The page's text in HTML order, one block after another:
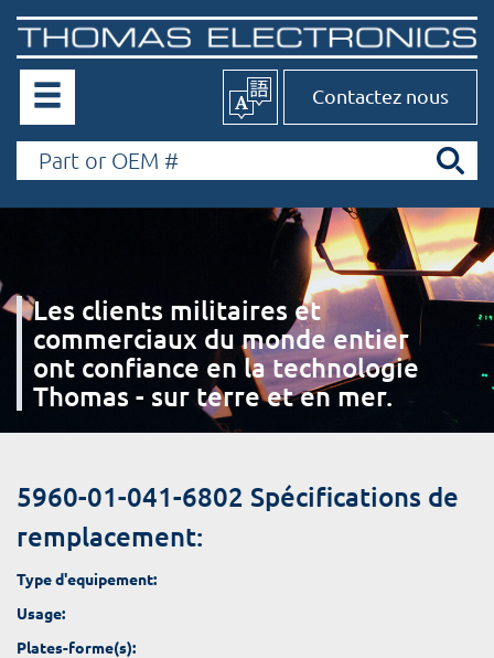
Contactez nous
Les clients militaires et
commerciaux du monde entier
ont confiance en la technologie
Thomas - sur terre et en mer.
5960-01-041-6802 Spécifications de
remplacement:
Type d'equipement:
Usage:
Plates-forme(s):